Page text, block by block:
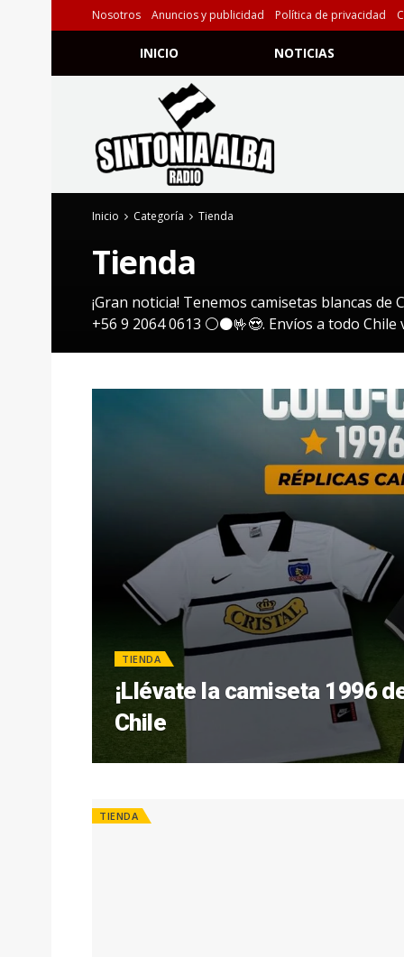
Nosotros Anuncios y publicidad Política de privacidad
INICIO NOTICIAS
Inicio Categoría Tienda
Tienda
¡Gran noticia! Tenemos camisetas blancas
+56 9 2064 0613 ⚪⚫🤟😍. Envíos a todo Chile
TIENDA
¡Llévate la camiseta 1996
Chile
TIENDA